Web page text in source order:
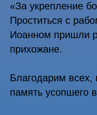
«За укрепление
Проститься с
Иоанном пришли
прихожане.
Благодарим всех,
память усопшего